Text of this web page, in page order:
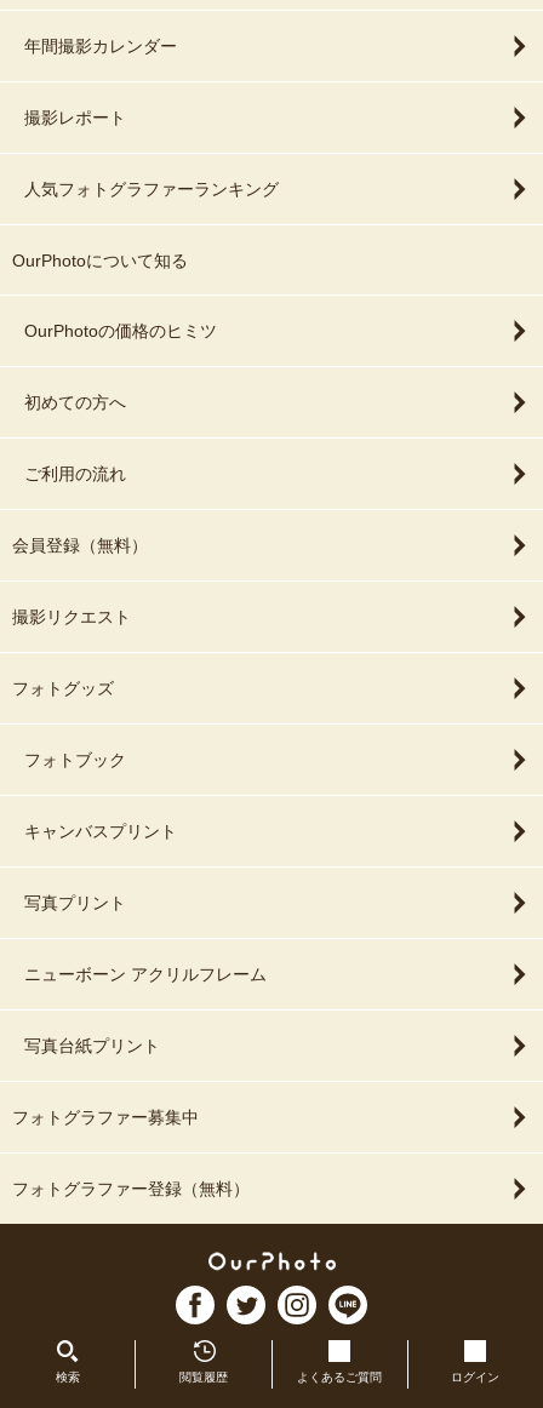
年間撮影カレンダー
撮影レポート
人気フォトグラファーランキング
OurPhotoについて知る
OurPhotoの価格のヒミツ
初めての方へ
ご利用の流れ
会員登録（無料）
撮影リクエスト
フォトグッズ
フォトブック
キャンバスプリント
写真プリント
ニューボーン アクリルフレーム
写真台紙プリント
フォトグラファー募集中
フォトグラファー登録（無料）
検索 閲覧履歴 よくあるご質問 ログイン